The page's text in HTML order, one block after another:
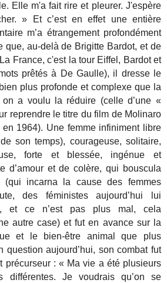
Elle m'a fait rire et pleurer. J'espère
» Et c’est en effet une entière
m’a étrangement profondément
que, au-delà de Brigitte Bardot, et de
France, c'est la tour Eiffel, Bardot et
prêtés à De Gaulle), il dresse le
plus profonde et complexe que la
a voulu la réduire (celle d’une «
reprendre le titre du film de Molinaro
1964). Une femme infiniment libre
son temps), courageuse, solitaire,
forte et blessée, ingénue et
d’amour et de colère, qui bouscula
(qui incarna la cause des femmes
des féministes aujourd’hui lui
et ce n’est pas plus mal, cela
autre case) et fut en avance sur la
et le bien-être animal que plus
question aujourd’hui, son combat fut
précurseur : « Ma vie a été plusieurs
différentes. Je voudrais qu’on se